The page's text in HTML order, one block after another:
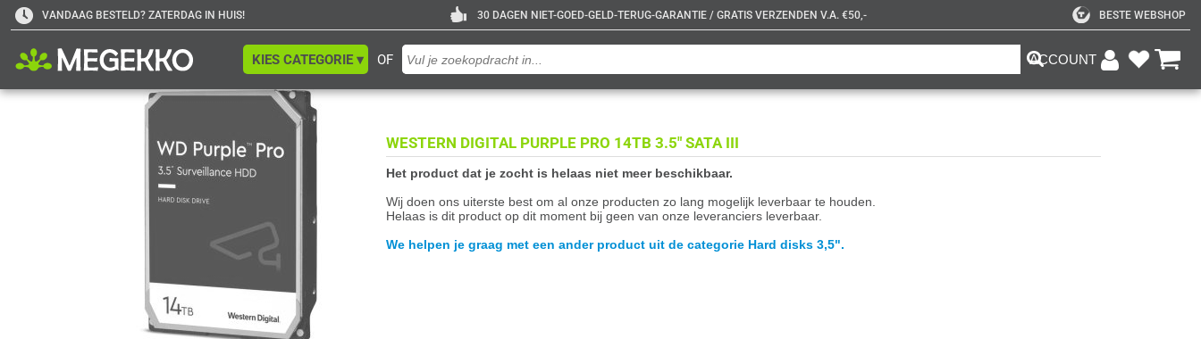
VANDAAG BESTELD? ZATERDAG IN HUIS! 30 DAGEN NIET-GOED-GELD-TERUG-GARANTIE / GRATIS VERZENDEN V.A. €50,- BESTE WEBSHOP
OF
KIES CATEGORIE ▾ ACCOUNT
WESTERN DIGITAL PURPLE PRO 14TB 3.5" SATA III
Het product dat je zocht is helaas niet meer beschikbaar.
Wij doen ons uiterste best om al onze producten zo lang mogelijk leverbaar te houden.
Helaas is dit product op dit moment bij geen van onze leveranciers leverbaar.
We helpen je graag met een ander product uit de categorie Hard disks 3,5".